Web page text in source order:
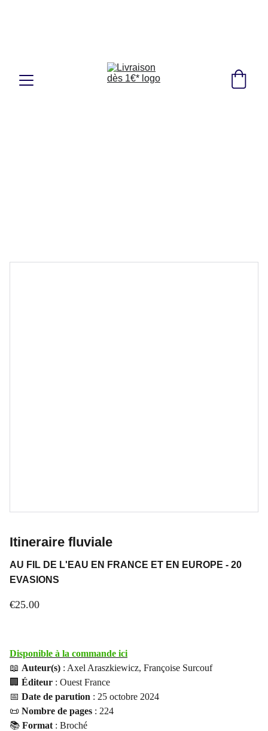
+ de 100 clients livrés, 4.7⭐/5
Itineraire fluviale
AU FIL DE L'EAU EN FRANCE ET EN EUROPE - 20
EVASIONS
€25.00
Disponible à la commande ici
📖 Auteur(s) : Axel Araszkiewicz, Françoise Surcouf
🏢 Éditeur : Ouest France
📅 Date de parution : 25 octobre 2024
📜 Nombre de pages : 224
📚 Format : Broché